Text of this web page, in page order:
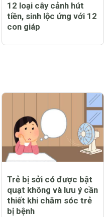
12 loại cây cảnh hút
tiền, sinh lộc ứng với 12
con giáp
Trẻ bị sởi có được bật
quạt không và lưu ý cần
thiết khi chăm sóc trẻ
bị bệnh